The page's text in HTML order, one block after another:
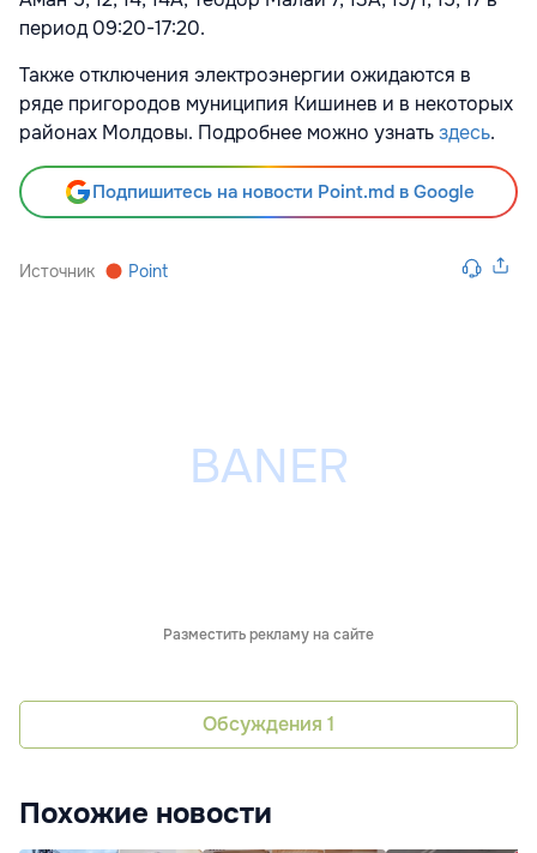
период 09:20-17:20.
Также отключения электроэнергии ожидаются в
ряде пригородов муниципия Кишинев и в некоторых
районах Молдовы. Подробнее можно узнатьздесь.
Подпишитесь на новости Point.md в Google
Источник Point
Разместить рекламу на сайте
Обсуждения 1
Похожие новости